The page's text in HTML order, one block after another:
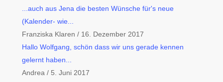
...auch aus Jena die besten Wünsche für's neue
(Kalender- wie...
Franziska Klaren / 16. Dezember 2017
Hallo Wolfgang, schön dass wir uns gerade kennen
gelernt haben...
Andrea / 5. Juni 2017